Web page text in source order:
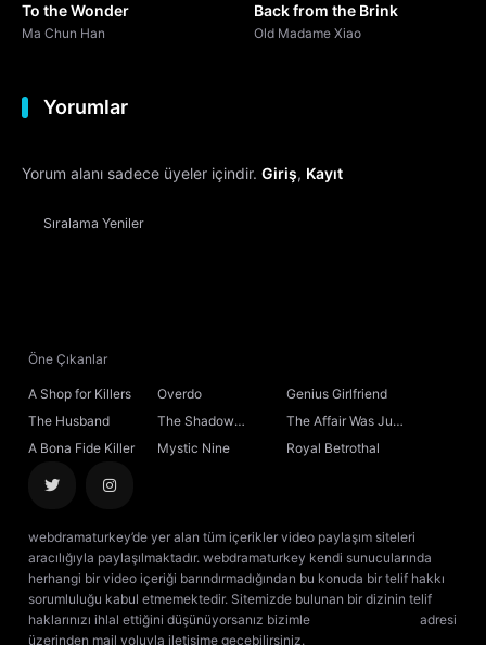
To the Wonder
Ma Chun Han
Back from the Brink
Old Madame Xiao
Yorumlar
Yorum alanı sadece üyeler içindir. Giriş, Kayıt
Sıralama Yeniler
Öne Çıkanlar
A Shop for Killers Overdo
Genius Girlfriend
The Husband
The Shadow
Sovereign
The Affair Was Just
the Beginning
A Bona Fide Killer Mystic Nine Royal Betrothal
webdramaturkey’de yer alan tüm içerikler video paylaşım siteleri
aracılığıyla paylaşılmaktadır. webdramaturkey kendi sunucularında
herhangi bir video içeriği barındırmadığından bu konuda bir telif hakkı
sorumluluğu kabul etmemektedir. Sitemizde bulunan bir dizinin telif
haklarınızı ihlal ettiğini düşünüyorsanız bizimle
adresi
üzerinden mail yoluyla iletişime geçebilirsiniz.